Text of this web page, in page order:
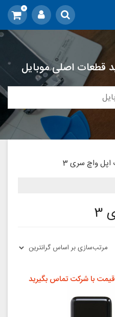
0
قطعات اصلی موبایل
واچ سری 3
با شرکت تماس بگیرید